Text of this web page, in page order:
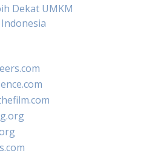
Dekat UMKM